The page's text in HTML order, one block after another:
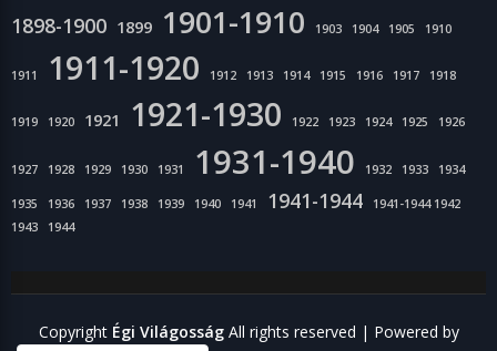
1898-1900 1899 1901-1910 1903 1904 1905 1910
1911 1911-1920 1912 1913 1914 1915 1916 1917 1918
1919 1920 1921 1921-1930 1922 1923 1924 1925 1926
1927 1928 1929 1930 1931 1931-1940 1932 1933 1934
1935 1936 1937 1938 1939 1940 1941 1941-1944
1941-1944 1942
1943
1944
Copyright Égi VilágosságAll rights reserved | Powered by